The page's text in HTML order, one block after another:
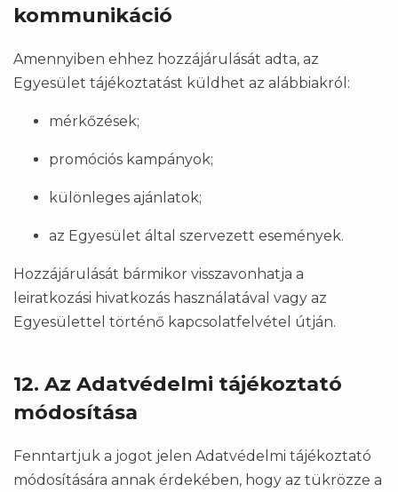
kommunikáció
Amennyiben ehhez hozzájárulását adta, az
Egyesület tájékoztatást küldhet az alábbiakról:
mérkőzések;
promóciós kampányok;
különleges ajánlatok;
az Egyesület által szervezett események.
Hozzájárulását bármikor visszavonhatja a
leiratkozási hivatkozás használatával vagy az
Egyesülettel történő kapcsolatfelvétel útján.
12. Az Adatvédelmi tájékoztató
módosítása
Fenntartjuk a jogot jelen Adatvédelmi tájékoztató
módosítására annak érdekében, hogy az tükrözze a